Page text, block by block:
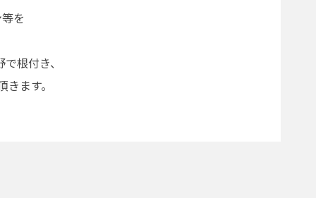
を
根付き、
ます。